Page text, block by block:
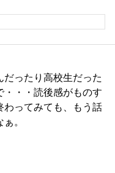
だったり高校生だった
・・・読後感がものす
わってみても、もう話
。